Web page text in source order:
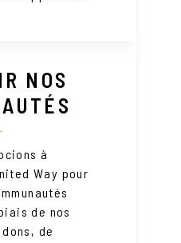
NOS
à
Way pour
de nos
de